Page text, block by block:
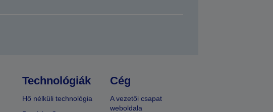
Technológiák
Hő nélküli technológia
Cég
A vezetői csapat
weboldala